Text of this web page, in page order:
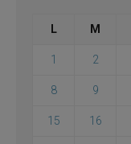
L M
1 2
8 9
15 16